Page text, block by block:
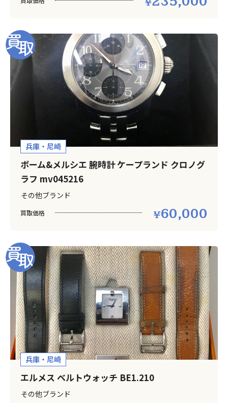
兵庫・尼崎
ボーム&メルシエ 腕時計 ケープランド クロノグ
ラフ mv045216
その他ブランド
買取価格 60,000
兵庫・尼崎
エルメス ベルトウォッチ BE1.210
その他ブランド